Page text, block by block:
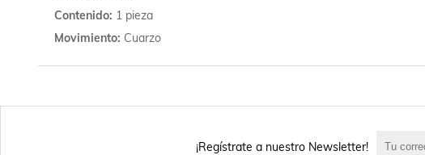
Contenido 1 pieza
Movimiento Cuarzo
¡Regístrate a nuestro Newsletter!